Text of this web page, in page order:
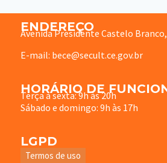
ENDEREÇO
Avenida Presidente Castelo
E-mail: bece@secult.ce.gov.br
HORÁRIO DE
Terça à sexta: 9h às 20h
Sábado e domingo: 9h às 17h
LGPD
Termos de uso